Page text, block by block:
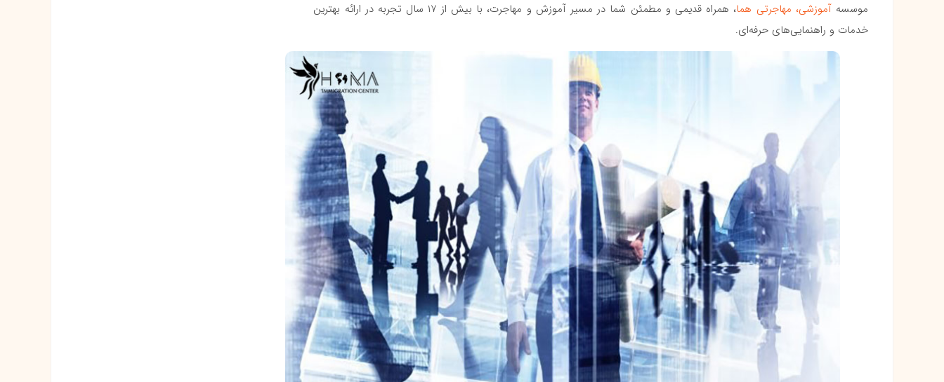
موسسه آموزشی، مهاجرتی هما
، همراه قدیمی و مطمئن شما در مسیر آموزش و مهاجرت، با بیش از ۱۷ سال تجربه در ارائه بهترین
خدمات و راهنمایی‌های حرفه‌ای.